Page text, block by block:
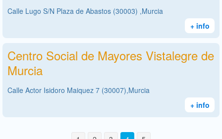
Calle Lugo S/N Plaza de Abastos (30003) ,Murcia
+ info
Centro Social de Mayores Vistalegre de
Murcia
Calle Actor Isidoro Maiquez 7 (30007),Murcia
+ info